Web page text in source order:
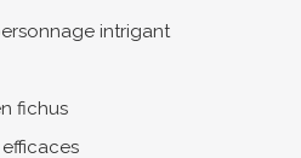
intrigant
fichus